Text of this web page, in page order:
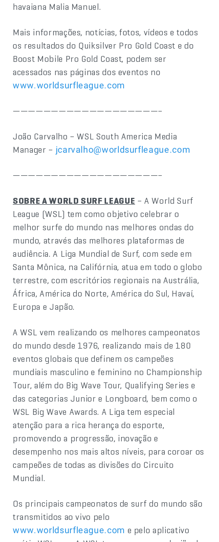
havaiana Malia Manuel.
Mais informações, notícias, fotos, vídeos e todos
os resultados do Quiksilver Pro Gold Coast e do
Boost Mobile Pro Gold Coast, podem ser
acessados nas páginas dos eventos no
www.worldsurfleague.com
———————————————————–
João Carvalho – WSL South America Media
Manager – jcarvalho@worldsurfleague.com
———————————————————–
SOBRE A WORLD SURF LEAGUE – A World Surf
League (WSL) tem como objetivo celebrar o
melhor surfe do mundo nas melhores ondas do
mundo, através das melhores plataformas de
audiência. A Liga Mundial de Surf, com sede em
Santa Mônica, na Califórnia, atua em todo o globo
terrestre, com escritórios regionais na Austrália,
África, América do Norte, América do Sul, Havaí,
Europa e Japão.
A WSL vem realizando os melhores campeonatos
do mundo desde 1976, realizando mais de 180
eventos globais que definem os campeões
mundiais masculino e feminino no Championship
Tour, além do Big Wave Tour, Qualifying Series e
das categorias Junior e Longboard, bem como o
WSL Big Wave Awards. A Liga tem especial
atenção para a rica herança do esporte,
promovendo a progressão, inovação e
desempenho nos mais altos níveis, para coroar os
campeões de todas as divisões do Circuito
Mundial.
Os principais campeonatos de surf do mundo são
transmitidos ao vivo pelo
www.worldsurfleague.com e pelo aplicativo